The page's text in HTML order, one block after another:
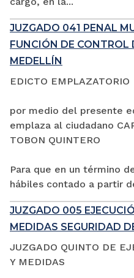
JUZGADO 041 PENAL
FUNCIÓN DE CONTROL
MEDELLÍN
EDICTO EMPLAZATORIO
por medio del presente
emplaza al ciudadano
TOBON QUINTERO
Para que en un término
hábiles contado a partir
JUZGADO 005
MEDIDAS SEGURIDAD
JUZGADO QUINTO DE
Y MEDIDAS